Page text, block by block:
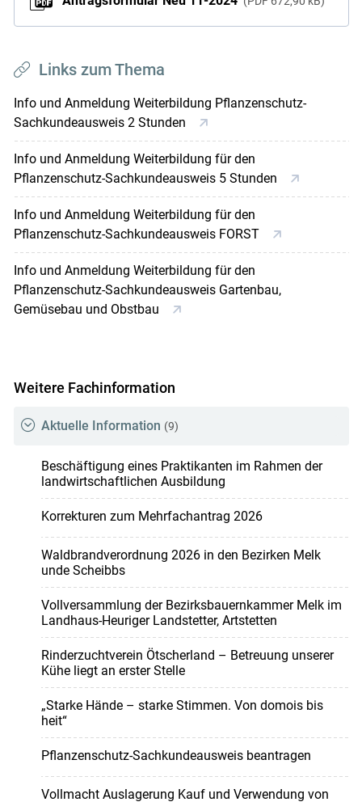
Links zum Thema
Info und Anmeldung Weiterbildung Pflanzenschutz-
Sachkundeausweis 2 Stunden
Info und Anmeldung Weiterbildung für den
Pflanzenschutz-Sachkundeausweis 5 Stunden
Info und Anmeldung Weiterbildung für den
Pflanzenschutz-Sachkundeausweis FORST
Info und Anmeldung Weiterbildung für den
Pflanzenschutz-Sachkundeausweis Gartenbau,
Gemüsebau und Obstbau
Weitere Fachinformation
Aktuelle Information (9)
Beschäftigung eines Praktikanten im Rahmen der
landwirtschaftlichen Ausbildung
Korrekturen zum Mehrfachantrag 2026
Waldbrandverordnung 2026 in den Bezirken Melk
unde Scheibbs
Vollversammlung der Bezirksbauernkammer Melk im
Landhaus-Heuriger Landstetter, Artstetten
Rinderzuchtverein Ötscherland – Betreuung unserer
Kühe liegt an erster Stelle
„Starke Hände – starke Stimmen. Von domois bis
heit“
Pflanzenschutz-Sachkundeausweis beantragen
Vollmacht Auslagerung Kauf und Verwendung von